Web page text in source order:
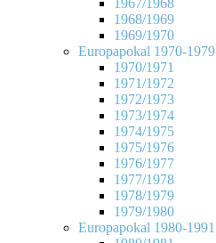
1967/1968
1968/1969
1969/1970
Europapokal 1970-1979
1970/1971
1971/1972
1972/1973
1973/1974
1974/1975
1975/1976
1976/1977
1977/1978
1978/1979
1979/1980
Europapokal 1980-1991